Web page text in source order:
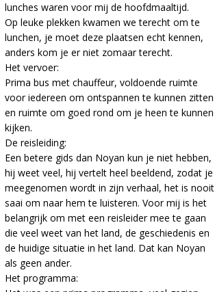
lunches waren voor mij de hoofdmaaltijd.
Op leuke plekken kwamen we terecht om te
lunchen, je moet deze plaatsen echt kennen,
anders kom je er niet zomaar terecht.
Het vervoer:
Prima bus met chauffeur, voldoende ruimte
voor iedereen om ontspannen te kunnen zitten
en ruimte om goed rond om je heen te kunnen
kijken.
De reisleiding:
Een betere gids dan Noyan kun je niet hebben,
hij weet veel, hij vertelt heel beeldend, zodat je
meegenomen wordt in zijn verhaal, het is nooit
saai om naar hem te luisteren. Voor mij is het
belangrijk om met een reisleider mee te gaan
die veel weet van het land, de geschiedenis en
de huidige situatie in het land. Dat kan Noyan
als geen ander.
Het programma: